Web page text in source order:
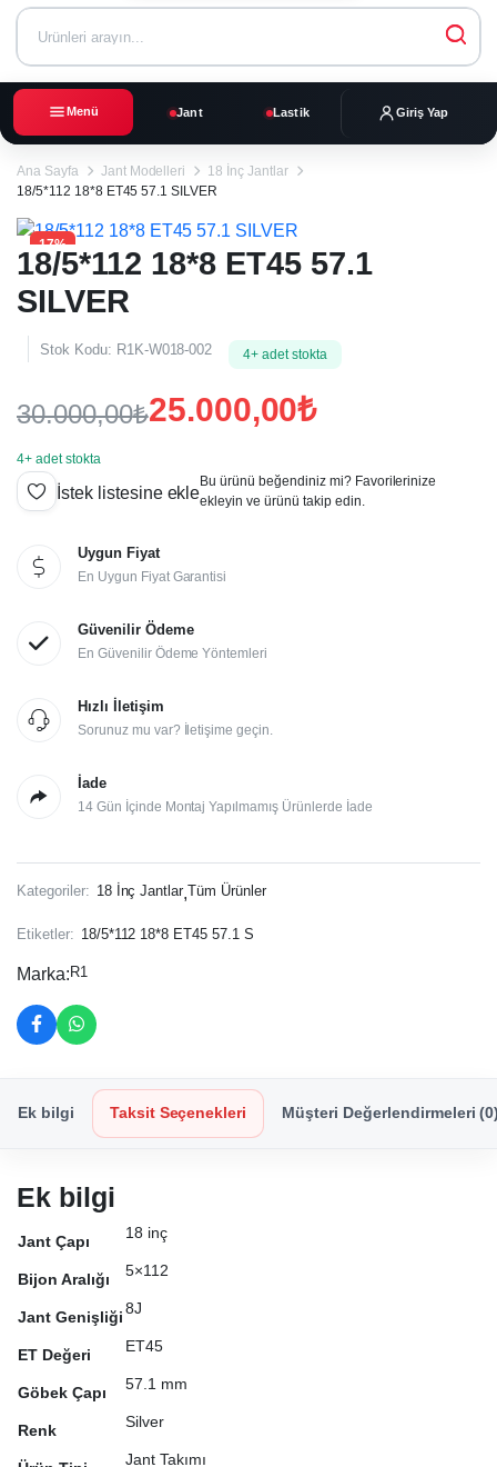
Menü Jant Lastik Giriş Yap
Ana Sayfa Jant Modelleri
18 İnç Jantlar
18/5*112 18*8 ET45 57.1 SILVER
17%
18/5*112 18*8 ET45 57.1
SILVER
Stok Kodu: R1K-W018-002 4+ adet stokta
30.000,00₺
Orijinal
fiyat:
25.000,00₺
Şu
andaki
fiyat:
25.000,00₺.
4+ adet stokta
Bu ürünü beğendiniz mi? Favorilerinize
ekleyin ve ürünü takip edin.
İstek listesine ekle
Uygun Fiyat
En Uygun Fiyat Garantisi
Güvenilir Ödeme
En Güvenilir Ödeme Yöntemleri
Hızlı İletişim
Sorunuz mu var? İletişime geçin.
İade
14 Gün İçinde Montaj Yapılmamış Ürünlerde İade
Kategoriler: 18 İnç Jantlar,Tüm Ürünler
Etiketler: 18/5*112 18*8 ET45 57.1 S
Marka:R1
Ek bilgi Taksit Seçenekleri Müşteri Değerlendirmeleri
Ek bilgi
Jant Çapı 18 inç
Bijon Aralığı 5×112
Jant Genişliği8J
ET Değeri ET45
Göbek Çapı 57.1 mm
Renk Silver
Jant Takımı